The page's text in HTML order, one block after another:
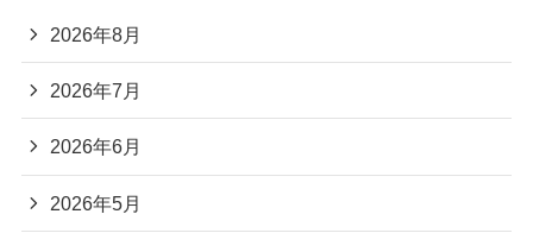
2026年8月
2026年7月
2026年6月
2026年5月